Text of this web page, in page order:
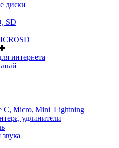
диски
SD
интернета
C, Micro, Mini, Lightning
удлинители